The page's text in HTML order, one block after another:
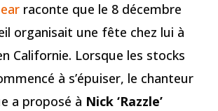
raconte que le 8 décembre
organisait une fête chez lui à
Californie. Lorsque les stocks
à s’épuiser, le chanteur
a proposé à Nick ‘Razzle’